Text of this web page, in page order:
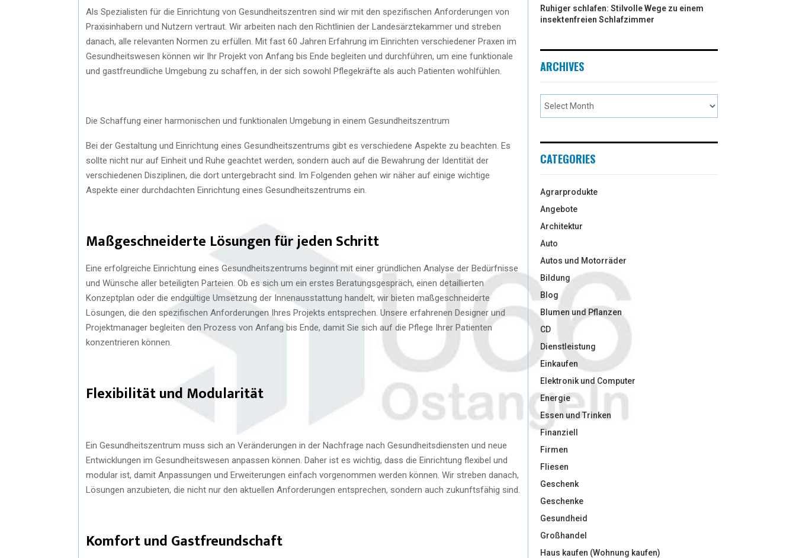
Als Spezialisten für die Einrichtung von Gesundheitszentren sind wir mit den spezifischen Anforderungen von
Praxisinhabern und Nutzern vertraut. Wir arbeiten nach den Richtlinien der Landesärztekammer und streben
danach, alle relevanten Normen zu erfüllen. Mit fast 60 Jahren Erfahrung im Einrichten verschiedener Praxen im
Gesundheitswesen können wir Ihr Projekt von Anfang bis Ende begleiten und durchführen, um eine funktionale
und gastfreundliche Umgebung zu schaffen, in der sich sowohl Pflegekräfte als auch Patienten wohlfühlen.
Die Schaffung einer harmonischen und funktionalen Umgebung in einem Gesundheitszentrum
Bei der Gestaltung und Einrichtung eines Gesundheitszentrums gibt es verschiedene Aspekte zu beachten. Es
sollte nicht nur auf Einheit und Ruhe geachtet werden, sondern auch auf die Bewahrung der Identität der
verschiedenen Disziplinen, die dort untergebracht sind. Im Folgenden gehen wir näher auf einige wichtige
Aspekte einer durchdachten Einrichtung eines Gesundheitszentrums ein.
Maßgeschneiderte Lösungen für jeden Schritt
Eine erfolgreiche Einrichtung eines Gesundheitszentrums beginnt mit einer gründlichen Analyse der Bedürfnisse
und Wünsche aller beteiligten Parteien. Ob es sich um ein erstes Beratungsgespräch, einen detaillierten
Konzeptplan oder die endgültige Umsetzung der Innenausstattung handelt, wir bieten maßgeschneiderte
Lösungen, die den spezifischen Anforderungen Ihres Projekts entsprechen. Unsere erfahrenen Designer und
Projektmanager begleiten den Prozess von Anfang bis Ende, damit Sie sich auf die Pflege Ihrer Patienten
konzentrieren können.
Flexibilität und Modularität
Ein Gesundheitszentrum muss sich an Veränderungen in der Nachfrage nach Gesundheitsdiensten und neue
Entwicklungen im Gesundheitswesen anpassen können. Daher ist es wichtig, dass die Einrichtung flexibel und
modular ist, damit Anpassungen und Erweiterungen einfach vorgenommen werden können. Wir streben danach,
Lösungen anzubieten, die nicht nur den aktuellen Anforderungen entsprechen, sondern auch zukunftsfähig sind.
Komfort und Gastfreundschaft
Ruhiger schlafen: Stilvolle Wege zu einem
insektenfreien Schlafzimmer
ARCHIVES
CATEGORIES
Agrarprodukte
Angebote
Architektur
Auto
Autos und Motorräder
Bildung
Blog
Blumen und Pflanzen
CD
Dienstleistung
Einkaufen
Elektronik und Computer
Energie
Essen und Trinken
Finanziell
Firmen
Fliesen
Geschenk
Geschenke
Gesundheid
Großhandel
Haus kaufen (Wohnung kaufen)